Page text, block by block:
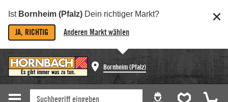
Ist Bornheim (Pfalz) Dein richtiger Markt?
JA, RICHTIG Anderen Markt wählen
Bornheim (Pfalz)